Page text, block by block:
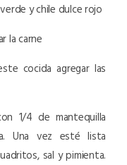
y chile dulce rojo
la carne
cocida agregar las
1/4 de mantequilla
Una vez esté lista
sal y pimienta.